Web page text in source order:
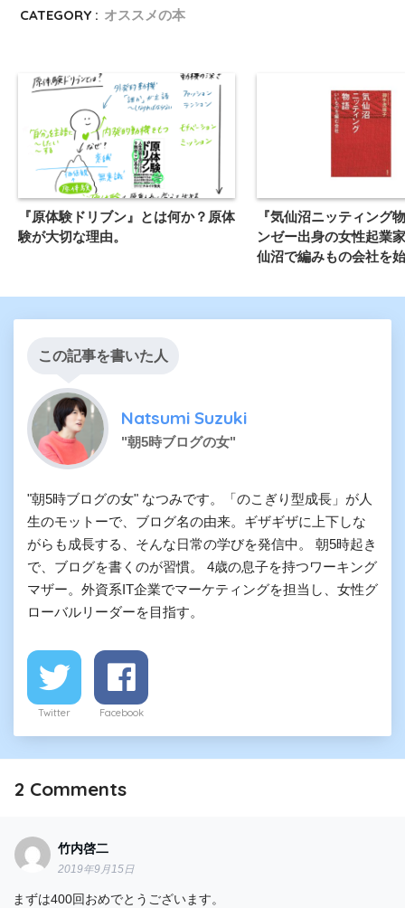
CATEGORY : オススメの本
『原体験ドリブン』とは何か？原体
験が大切な理由。
『気仙沼ニッティング
ンゼー出身の女性起業
仙沼で編みもの会社を
この記事を書いた人
Natsumi Suzuki
"朝5時ブログの女"
"朝5時ブログの女" なつみです。「のこぎり型成長」が人
生のモットーで、ブログ名の由来。ギザギザに上下しな
がらも成長する、そんな日常の学びを発信中。 朝5時起き
で、ブログを書くのが習慣。 4歳の息子を持つワーキング
マザー。外資系IT企業でマーケティングを担当し、女性グ
ローバルリーダーを目指す。
Twitter Facebook
2 Comments
竹内啓二
2019年9月15日
まずは400回おめでとうございます。